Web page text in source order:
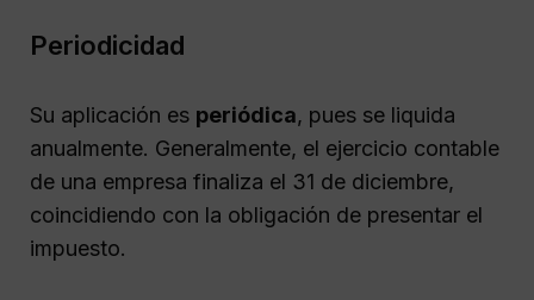
Periodicidad
Su aplicación es periódica, pues se liquida
anualmente. Generalmente, el ejercicio contable
de una empresa finaliza el 31 de diciembre,
coincidiendo con la obligación de presentar el
impuesto.